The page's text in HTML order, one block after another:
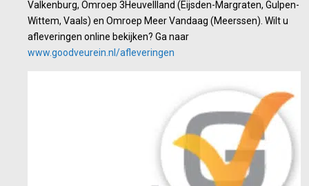
Valkenburg, Omroep 3Heuvellland (Eijsden-Margraten, Gulpen-
Wittem, Vaals) en Omroep Meer Vandaag (Meerssen). Wilt u
afleveringen online bekijken? Ga naar
www.goodveurein.nl/afleveringen